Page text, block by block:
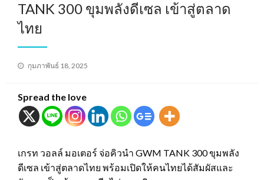
TANK 300 ขุมพลังดีเซล เข้าสู่ตลาด
ไทย
Posted
กุมภาพันธ์ 18, 2025
Spread the love
เกรท วอลล์ มอเตอร์ จ่อคิวนำ GWM TANK 300 ขุมพลัง
ดีเซล เข้าสู่ตลาดไทย พร้อมเปิดให้คนไทยได้สัมผัสและ